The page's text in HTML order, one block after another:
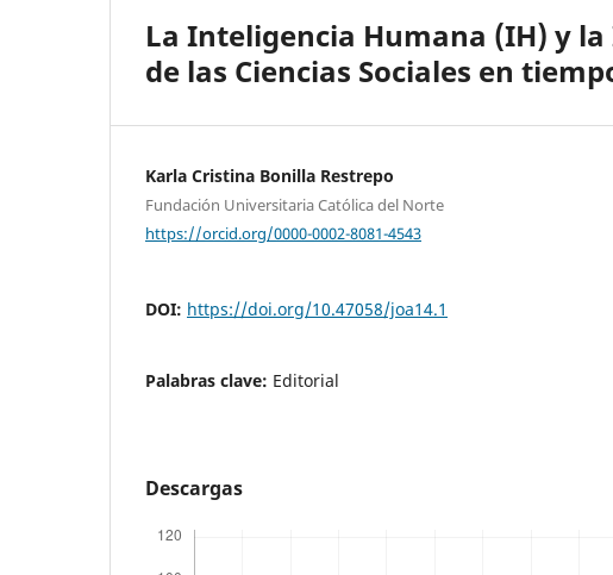
La Inteligencia Humana (IH) y
de las Ciencias Sociales en
Karla Cristina Bonilla Restrepo
Fundación Universitaria Católica del Norte
https://orcid.org/0000-0002-8081-4543
DOI: https://doi.org/10.47058/joa14.1
Palabras clave: Editorial
Descargas